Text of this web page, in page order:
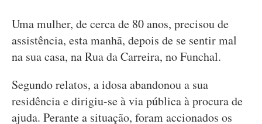
Uma mulher, de cerca de 80 anos, precisou de
assistência, esta manhã, depois de se sentir mal
na sua casa, na Rua da Carreira, no Funchal.
Segundo relatos, a idosa abandonou a sua
residência e dirigiu-se à via pública à procura de
ajuda. Perante a situação, foram accionados os